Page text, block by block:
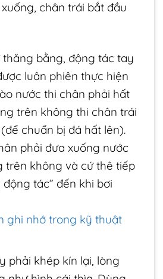
chân trái bắt đầu
thăng bằng, động tác tay
luân phiên thực hiện
nước thi chân phải hất
trên không thi chân trái
chuẩn bị đá hất lên).
phải đưa xuống nước
trên không và cứ thê tiếp
tác” đến khi bơi
ghi nhớ trong kỹ thuật
phải khép kín lại, lòng